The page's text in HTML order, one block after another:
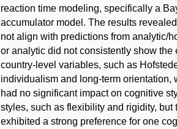
reaction time modeling, specifically a
accumulator model. The results
not align with predictions from analytic/
or analytic did not consistently show
country-level variables, such as
individualism and long-term
had no significant impact on cognitive
styles, such as flexibility and rigidity,
exhibited a strong preference for one